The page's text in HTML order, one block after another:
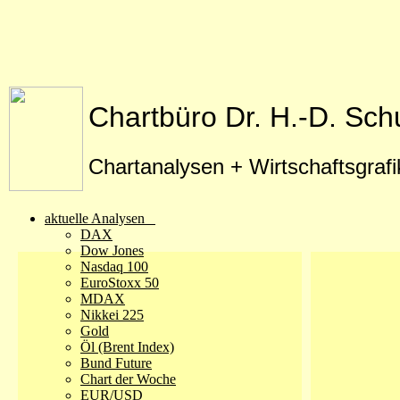
Chartbüro Dr. H.-D.
Chartanalysen +
aktuelle Analysen
DAX
Dow Jones
Nasdaq 100
EuroStoxx 50
MDAX
Nikkei 225
Gold
Öl (Brent Index)
Bund Future
Chart der Woche
EUR/USD